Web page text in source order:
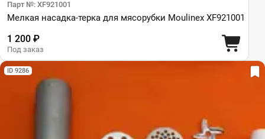
Парт №: XF921001
Мелкая насадка-терка для мясорубки Moulinex XF921001
1 200 ₽
Под заказ
ID 9286